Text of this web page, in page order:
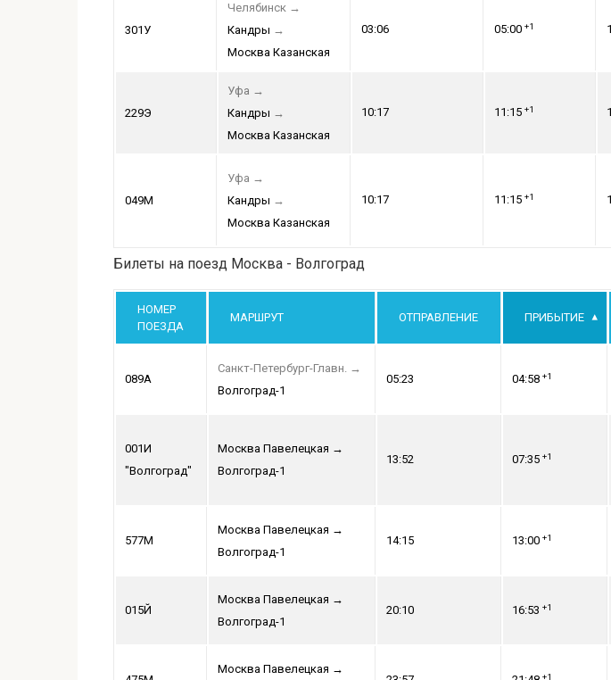
301У
Челябинск →
Кандры →
Москва Казанская
03:06 05:00 +1
229Э
Уфа →
Кандры →
Москва Казанская
10:17 11:15 +1
049М
Уфа →
Кандры →
Москва Казанская
10:17 11:15 +1
Билеты на поезд Москва - Волгоград
НОМЕР
ПОЕЗДА
МАРШРУТ ОТПРАВЛЕНИЕ ПРИБЫТИЕ
089А
Санкт-Петербург-Главн. →
Волгоград-1
05:23 04:58 +1
001И
"Волгоград"
Москва Павелецкая →
Волгоград-1
13:52 07:35 +1
577М
Москва Павелецкая →
Волгоград-1
14:15 13:00 +1
015Й
Москва Павелецкая →
Волгоград-1
20:10 16:53 +1
Москва Павелецкая →
+1